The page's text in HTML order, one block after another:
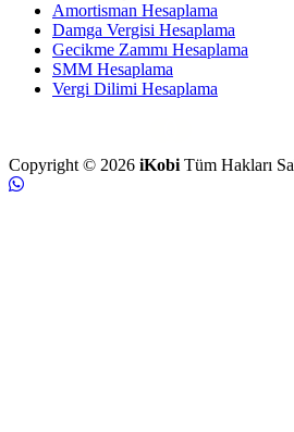
Amortisman Hesaplama
Damga Vergisi Hesaplama
Gecikme Zammı Hesaplama
SMM Hesaplama
Vergi Dilimi Hesaplama
Copyright © 2026 iKobi Tüm Hakları